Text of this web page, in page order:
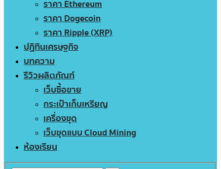
ราคา Ethereum
ราคา Dogecoin
ราคา Ripple (XRP)
ปฏิทินเศรษฐกิจ
บทความ
รีวิวผลิตภัณฑ์
เว็บซื้อขาย
กระเป๋าเก็บเหรียญ
เครื่องขุด
เว็บขุดแบบ Cloud Mining
ห้องเรียน